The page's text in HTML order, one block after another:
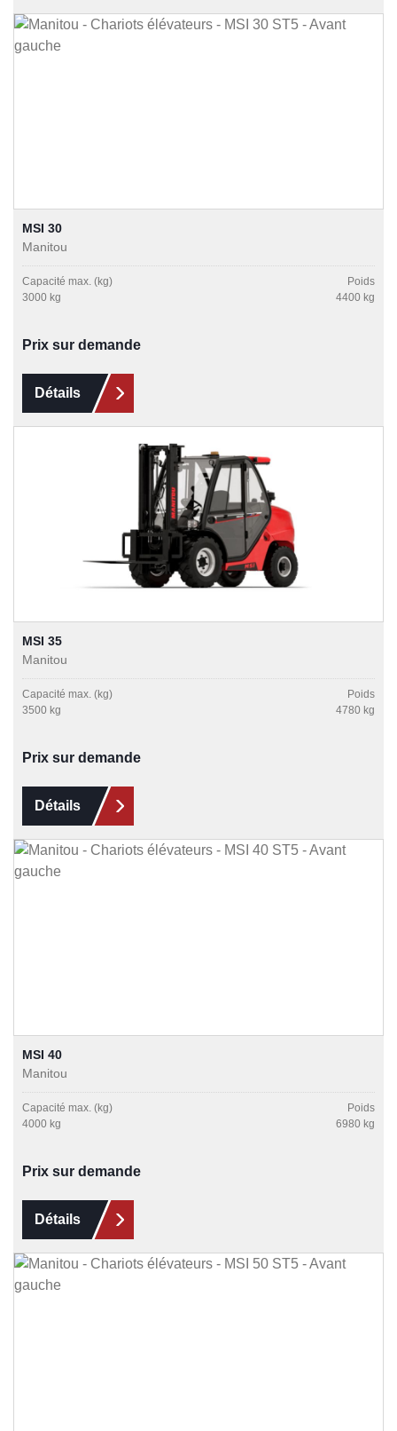
MSI 30
Manitou
Capacité max. (kg)
3000 kg
Poids
4400 kg
Prix sur demande
Détails
MSI 35
Manitou
Capacité max. (kg)
3500 kg
Poids
4780 kg
Prix sur demande
Détails
MSI 40
Manitou
Capacité max. (kg)
4000 kg
Poids
6980 kg
Prix sur demande
Détails